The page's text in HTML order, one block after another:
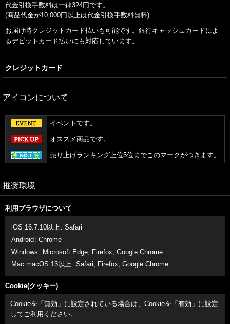
代金引換手数料は一律324円です。
(商品代金が10,000円以上は代金引換手数料無料)
お届け時クレジットカード払いも可能です。銀行キャッシュカードによ
るデビットカード払いにも対応しています。
クレジットカード
アイコンについて
イベントです。
オススメ商品です。
売り上げランキング上位5位までこのマークがつきます。
推奨環境
利用ブラウザについて
iOS 16.7.10以上 : Safari
Android: Chrome
Windows : Microsoft Edge Firefox Google Chrome
Mac macOS 13以上 : Safari Firefox Google Chrome
Cookie(クッキー)
Cookieを「無効」に設定されている場合は、Cookieを「有効」に設定
してご利用ください。